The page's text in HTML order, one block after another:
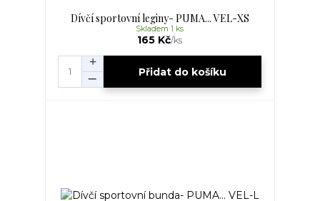
Dívčí sportovní leginy- PUMA... VEL-XS
165 Kč/ks
Skladem 1 ks
Přidat do košíku